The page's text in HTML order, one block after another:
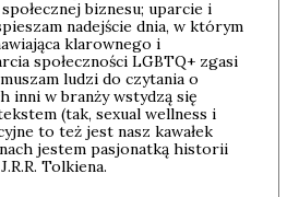
biznesu; uparcie i
nadejście dnia, w którym
klarownego i
społeczności LGBTQ+ zgasi
ludzi do czytania o
inni w branży wstydzą się
(tak, sexual wellness i
to też jest nasz kawałek
jestem pasjonatką historii
Tolkiena.